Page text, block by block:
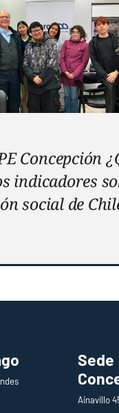
Concepción
indicadores
social de
Sede
Ainavillo